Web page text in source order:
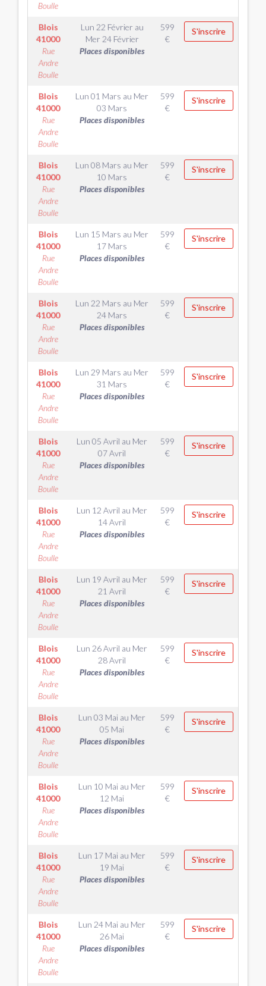
Boulle
Blois
41000
Rue
Andre
Boulle
Lun 22 Février au
Mer 24 Février
Places disponibles
599
€
S'inscrire
Blois
41000
Rue
Andre
Boulle
Lun 01 Mars au Mer
03 Mars
Places disponibles
599
€
S'inscrire
Blois
41000
Rue
Andre
Boulle
Lun 08 Mars au Mer
10 Mars
Places disponibles
599
€
S'inscrire
Blois
41000
Rue
Andre
Boulle
Lun 15 Mars au Mer
17 Mars
Places disponibles
599
€
S'inscrire
Blois
41000
Rue
Andre
Boulle
Lun 22 Mars au Mer
24 Mars
Places disponibles
599
€
S'inscrire
Blois
41000
Rue
Andre
Boulle
Lun 29 Mars au Mer
31 Mars
Places disponibles
599
€
S'inscrire
Blois
41000
Rue
Andre
Boulle
Lun 05 Avril au Mer
07 Avril
Places disponibles
599
€
S'inscrire
Blois
41000
Rue
Andre
Boulle
Lun 12 Avril au Mer
14 Avril
Places disponibles
599
€
S'inscrire
Blois
41000
Rue
Andre
Boulle
Lun 19 Avril au Mer
21 Avril
Places disponibles
599
€
S'inscrire
Blois
41000
Rue
Andre
Boulle
Lun 26 Avril au Mer
28 Avril
Places disponibles
599
€
S'inscrire
Blois
41000
Rue
Andre
Boulle
Lun 03 Mai au Mer
05 Mai
Places disponibles
599
€
S'inscrire
Blois
41000
Rue
Andre
Boulle
Lun 10 Mai au Mer
12 Mai
Places disponibles
599
€
S'inscrire
Blois
41000
Rue
Andre
Boulle
Lun 17 Mai au Mer
19 Mai
Places disponibles
599
€
S'inscrire
Blois
41000
Rue
Andre
Boulle
Lun 24 Mai au Mer
26 Mai
Places disponibles
599
€
S'inscrire